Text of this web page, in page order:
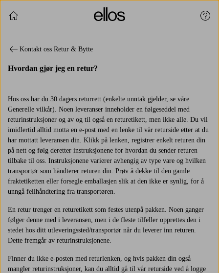
Fortsett å handle
Kontakt oss Retur & Bytte
Hvordan gjør jeg en retur?
Hos oss har du 30 dagers returrett (enkelte unntak gjelder, se våre
Generelle vilkår). Noen leveranser inneholder en følgeseddel med
returinstruksjoner og av og til også en returetikett, men ikke alle. Du vil
imidlertid alltid motta en e-post med en lenke til vår returside etter at du
har mottatt leveransen din. Klikk på lenken, registrer enkelt returen din
på nett og følg deretter instruksjonene for hvordan du sender returen
tilbake til oss. Instruksjonene varierer avhengig av type vare og hvilken
transportør som håndterer returen din. Prøv å dekke til den gamle
fraktetiketten eller forsegle emballasjen slik at den ikke er synlig, for å
unngå feilhåndtering fra transportøren.
En retur trenger en returetikett som festes utenpå pakken. Noen ganger
følger denne med i leveransen, men i de fleste tilfeller opprettes den i
stedet hos ditt utleveringssted/transportør når du leverer inn returen.
Dette fremgår av returinstruksjonene.
Finner du ikke e-posten med retur­lenken, og hvis pakken din også
mangler returinstruksjoner, kan du alltid gå til vår returside ved å logge